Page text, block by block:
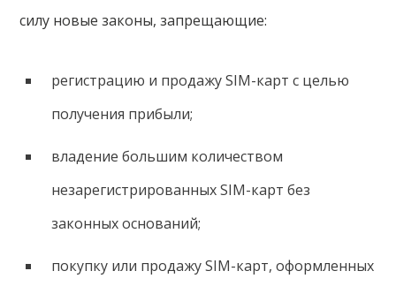
силу новые законы, запрещающие:
регистрацию и продажу SIM-карт с целью
получения прибыли;
владение большим количеством
незарегистрированных SIM-карт без
законных оснований;
покупку или продажу SIM-карт, оформленных